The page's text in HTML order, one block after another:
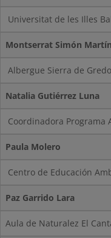
Universitat de les Illes
Montserrat Simón Martín
Albergue Sierra de
Natalia Gutiérrez Luna
Coordinadora Programa
Paula Molero
Centro de Educación
Paz Garrido Lara
Aula de Naturalez El